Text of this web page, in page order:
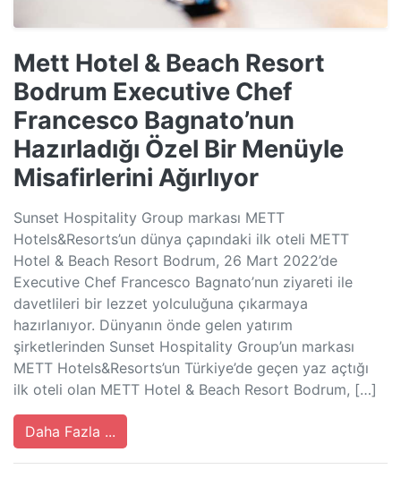
Mett Hotel & Beach Resort
Bodrum Executive Chef
Francesco Bagnato’nun
Hazırladığı Özel Bir Menüyle
Misafirlerini Ağırlıyor
Sunset Hospitality Group markası METT
Hotels&Resorts’un dünya çapındaki ilk oteli METT
Hotel & Beach Resort Bodrum, 26 Mart 2022’de
Executive Chef Francesco Bagnato’nun ziyareti ile
davetlileri bir lezzet yolculuğuna çıkarmaya
hazırlanıyor. Dünyanın önde gelen yatırım
şirketlerinden Sunset Hospitality Group’un markası
METT Hotels&Resorts’un Türkiye’de geçen yaz açtığı
ilk oteli olan METT Hotel & Beach Resort Bodrum, […]
Daha Fazla ...